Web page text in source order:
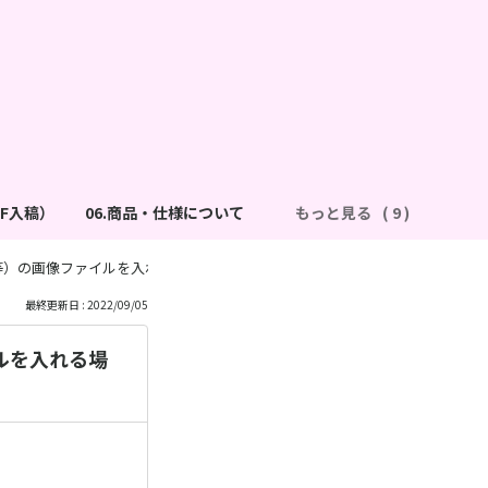
稿） 06.商品・仕様について もっと見る
の画像ファイルを入れる場合、ファイル形式は「png」で問題ありません
最終更新日 : 2022/09/05
を入れる場